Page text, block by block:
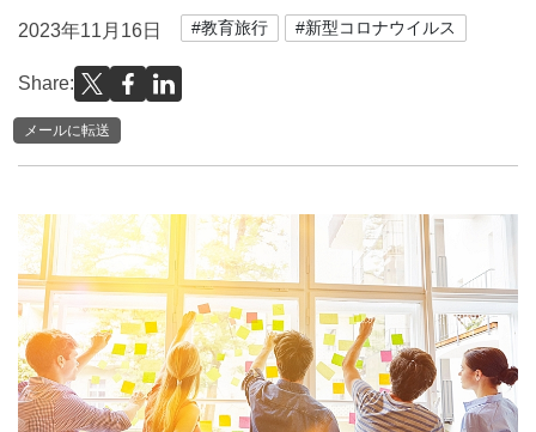
2023年11月16日 #教育旅行 #新型コロナウイルス
Share:
メールに転送